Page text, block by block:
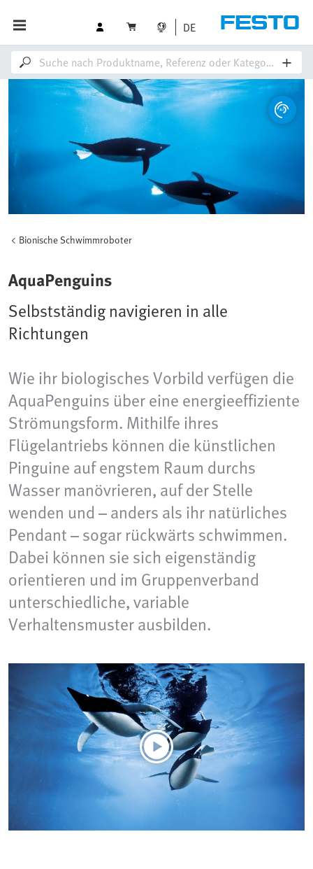
DE
Bionische Schwimmroboter
AquaPenguins
Selbstständig navigieren in alle
Richtungen
Wie ihr biologisches Vorbild verfügen die
AquaPenguins über eine energieeffiziente
Strömungsform. Mithilfe ihres
Flügelantriebs können die künstlichen
Pinguine auf engstem Raum durchs
Wasser manövrieren, auf der Stelle
wenden und – anders als ihr natürliches
Pendant – sogar rückwärts schwimmen.
Dabei können sie sich eigenständig
orientieren und im Gruppenverband
unterschiedliche, variable
Verhaltensmuster ausbilden.